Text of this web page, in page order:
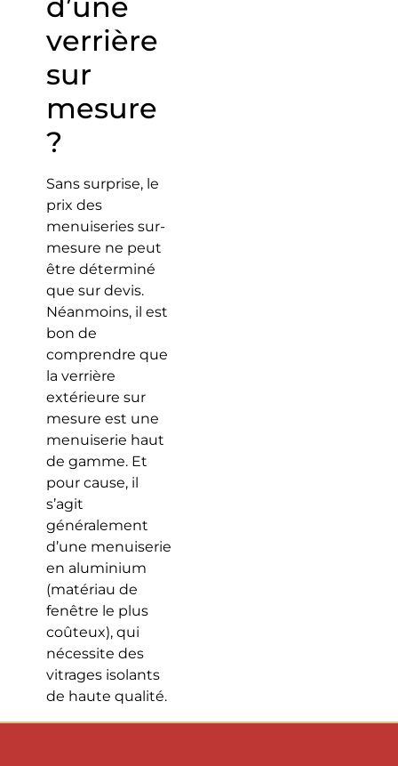
verrière
sur
mesure
?
Sans surprise, le
prix des
menuiseries sur-
mesure ne peut
être déterminé
que sur devis.
Néanmoins, il est
bon de
comprendre que
la verrière
extérieure sur
mesure est une
menuiserie haut
de gamme. Et
pour cause, il
s’agit
généralement
d’une menuiserie
en aluminium
(matériau de
fenêtre le plus
coûteux), qui
nécessite des
vitrages isolants
de haute qualité.